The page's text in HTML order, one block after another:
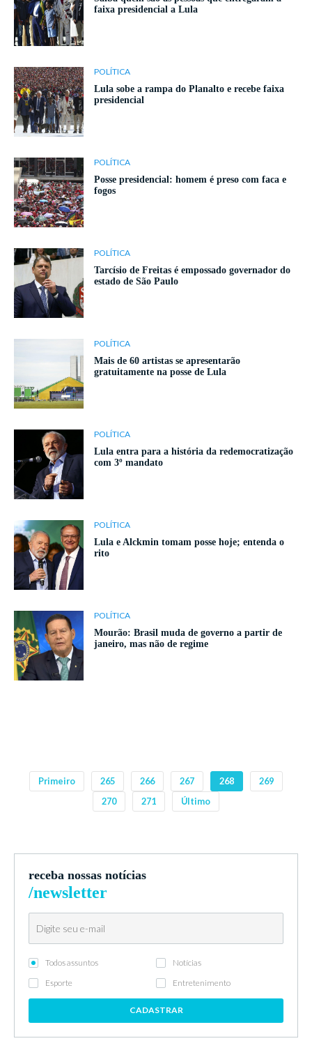
faixa presidencial a Lula
POLÍTICA
Lula sobe a rampa do Planalto e recebe faixa
presidencial
POLÍTICA
Posse presidencial: homem é preso com faca e
fogos
POLÍTICA
Tarcísio de Freitas é empossado governador do
estado de São Paulo
POLÍTICA
Mais de 60 artistas se apresentarão
gratuitamente na posse de Lula
POLÍTICA
Lula entra para a história da redemocratização
com 3º mandato
POLÍTICA
Lula e Alckmin tomam posse hoje; entenda o
rito
POLÍTICA
Mourão: Brasil muda de governo a partir de
janeiro, mas não de regime
Primeiro 265 266 267 268
269
270
271 Último
receba nossas notícias
/newsletter
Todos assuntos
Notícias
Esporte
Entretenimento
CADASTRAR